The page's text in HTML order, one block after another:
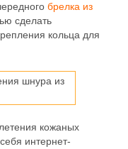
брелка из
сделать
кольца для
кожаных
интернет-